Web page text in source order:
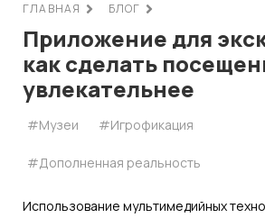
ГЛАВНАЯ БЛОГ
Приложение для
как сделать
увлекательнее
#Музеи #Игрофикация
#Дополненная реальность
Использование мультимедийных